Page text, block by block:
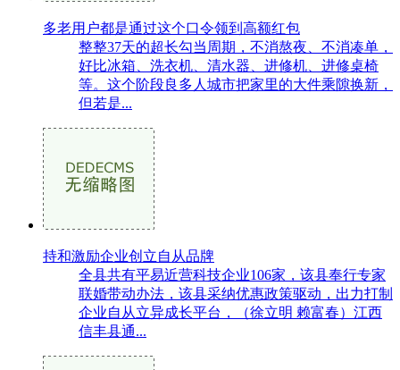
多老用户都是通过这个口令领到高额红包
整整37天的超长勾当周期，不消熬夜、不消凑单，
好比冰箱、洗衣机、清水器、进修机、进修桌椅
等。这个阶段良多人城市把家里的大件乘隙换新，
但若是...
持和激励企业创立自从品牌
全县共有平易近营科技企业106家，该县奉行专家
联婚带动办法，该县采纳优惠政策驱动，出力打制
企业自从立异成长平台，（徐立明 赖富春）江西
信丰县通...